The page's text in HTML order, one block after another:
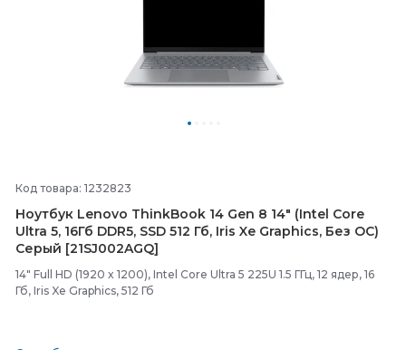
Код товара: 1232823
Ноутбук Lenovo ThinkBook 14 Gen 8 14" (Intel Core
Ultra 5, 16Гб DDR5, SSD 512 Гб, Iris Xe Graphics, Без ОС)
Серый [21SJ002AGQ]
14" Full HD (1920 x 1200), Intel Core Ultra 5 225U 1.5 ГГц, 12 ядер, 16
Гб, Iris Xe Graphics, 512 Гб